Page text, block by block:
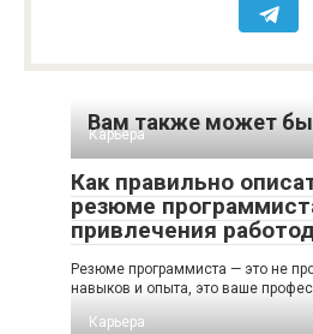
Вам также может
Карьера
Как правильно
резюме
привлечения
Резюме программиста — это не
навыков и опыта, это ваше
Карьера